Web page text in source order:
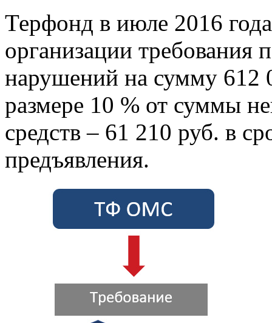
Терфонд в июле 2016
организации
нарушений на сумму 612
размере 10 % от суммы
средств – 61 210 руб. в
предъявления.